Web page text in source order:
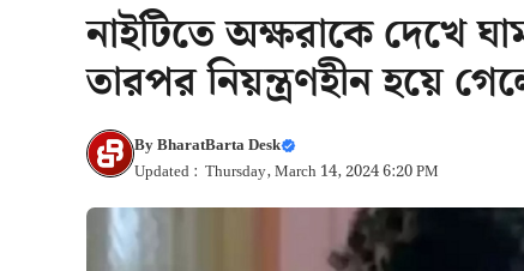
নাইটিতে অক্ষরাকে দেখে
তারপর নিয়ন্ত্রণহীন হয়ে
ByBharatBarta Desk
Updated : Thursday, March 14, 2024 6:20 PM